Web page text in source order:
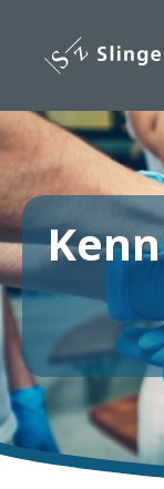
inhoud
gaan